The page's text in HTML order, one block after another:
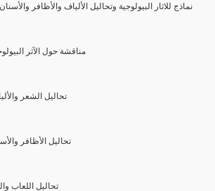
3- نماذج للاثار البيولوجية وتحاليل الألياف والأظافر
(6) مناقشة حول الآثر
(7) تحاليل الشعر
(8) تحاليل الأظافر
(9) تحاليل